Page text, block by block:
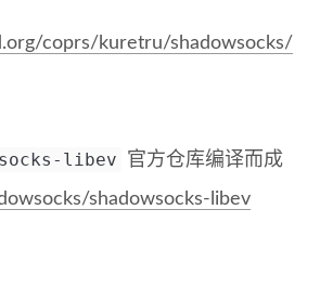
coprs/kuretru/shadowsocks/
libev
官方仓库编译而成
shadowsocks-libev